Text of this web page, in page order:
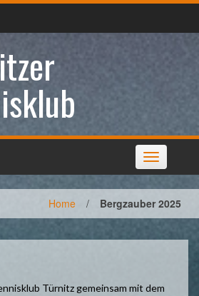
Toggle
navigation
Home / Bergzauber 2025
Türnitz gemeinsam mit dem